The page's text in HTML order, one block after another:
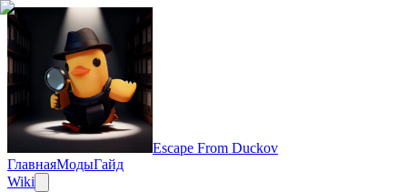
Escape From Duckov
ГлавнаяМодыГайд
Wiki